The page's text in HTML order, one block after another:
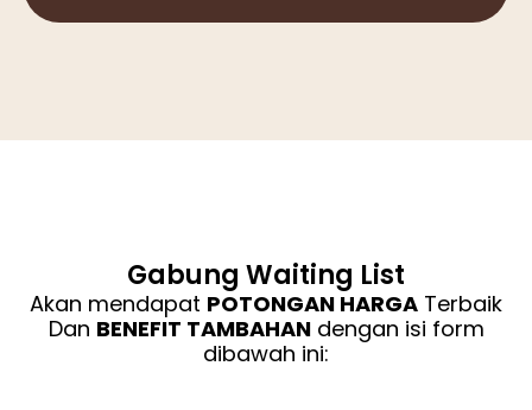
Gabung Waiting List
Akan mendapat POTONGAN HARGA Terbaik
Dan BENEFIT TAMBAHANdengan isi form
dibawah ini: